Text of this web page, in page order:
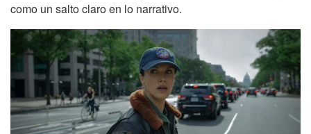
como un salto claro en lo narrativo.